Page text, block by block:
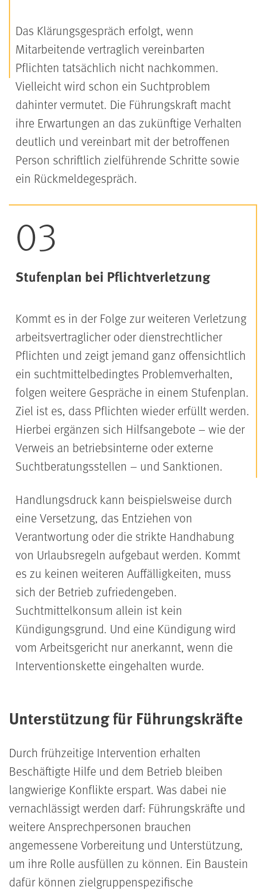
Das Klärungsgespräch erfolgt, wenn
Mitarbeitende vertraglich vereinbarten
Pflichten tatsächlich nicht nachkommen.
Vielleicht wird schon ein Suchtproblem
dahinter vermutet. Die Führungskraft macht
ihre Erwartungen an das zukünftige Verhalten
deutlich und vereinbart mit der betroffenen
Person schriftlich zielführende Schritte sowie
ein Rückmeldegespräch.
Stufenplan bei Pflichtverletzung
Kommt es in der Folge zur weiteren Verletzung
arbeitsvertraglicher oder dienstrechtlicher
Pflichten und zeigt jemand ganz offensichtlich
ein suchtmittelbedingtes Problemverhalten,
folgen weitere Gespräche in einem Stufenplan.
Ziel ist es, dass Pflichten wieder erfüllt werden.
Hierbei ergänzen sich Hilfsangebote – wie der
Verweis an betriebsinterne oder externe
Suchtberatungsstellen – und Sanktionen.
Handlungsdruck kann beispielsweise durch
eine Versetzung, das Entziehen von
Verantwortung oder die strikte Handhabung
von Urlaubsregeln aufgebaut werden. Kommt
es zu keinen weiteren Auffälligkeiten, muss
sich der Betrieb zufriedengeben.
Suchtmittelkonsum allein ist kein
Kündigungsgrund. Und eine Kündigung wird
vom Arbeitsgericht nur anerkannt, wenn die
Interventionskette eingehalten wurde.
Unterstützung für Führungskräfte
Durch frühzeitige Intervention erhalten
Beschäftigte Hilfe und dem Betrieb bleiben
langwierige Konflikte erspart. Was dabei nie
vernachlässigt werden darf: Führungskräfte und
weitere Ansprechpersonen brauchen
angemessene Vorbereitung und Unterstützung,
um ihre Rolle ausfüllen zu können. Ein Baustein
dafür können zielgruppenspezifische